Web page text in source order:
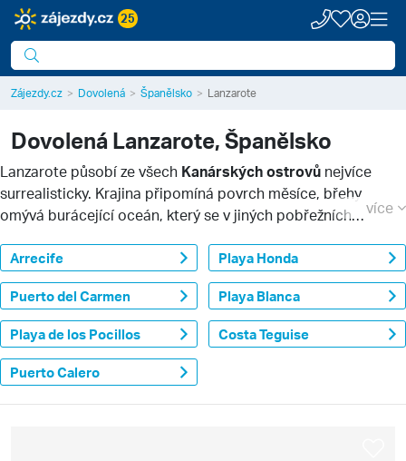
25
Zájezdy.cz Dovolená Španělsko Lanzarote
Dovolená Lanzarote, Španělsko
Lanzarote působí ze všech Kanárských ostrovů nejvíce
surrealisticky. Krajina připomíná povrch měsíce, břehy
omývá burácející oceán, který se v jiných pobřežních
Dovolená na Lanzarote je
nevšedním zážitkem
roce, místní klima z něj totiž dělá celoročně příjemnou
destinaci se skvělými službami a zázemím pro turisty milující
odpočinek na pláži i aktivní dovolenou.
více
Arrecife Playa Honda
Puerto del Carmen Playa Blanca
Playa de los Pocillos Costa Teguise
Puerto Calero